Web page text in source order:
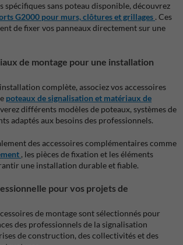
spécifiques sans poteau disponible, découvrez
G2000 pour murs, clôtures et grillages . Ces
de fixer vos panneaux directement sur une
de montage pour une installation
complète, associez vos accessoires
poteaux de signalisation et matériaux de
différents modèles de poteaux, systèmes de
adaptés aux besoins des professionnels.
des accessoires complémentaires comme
, les pièces de fixation et les éléments
une installation durable et fiable.
pour vos projets de
de montage sont sélectionnés pour
des professionnels de la signalisation
de construction, des collectivités et des